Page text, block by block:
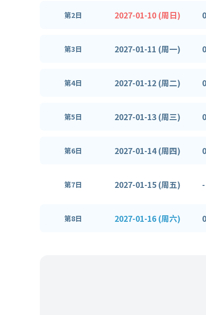
第2日 2027-01-10 (周日)
第3日 2027-01-11 (周一)
第4日 2027-01-12 (周二)
第5日 2027-01-13 (周三)
第6日 2027-01-14 (周四)
第7日 2027-01-15 (周五) -
第8日 2027-01-16 (周六)